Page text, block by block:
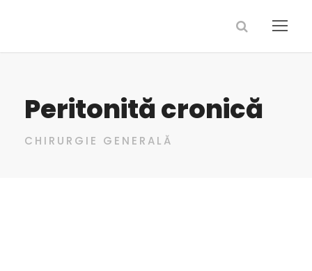
Peritonită cronică
CHIRURGIE GENERALĂ